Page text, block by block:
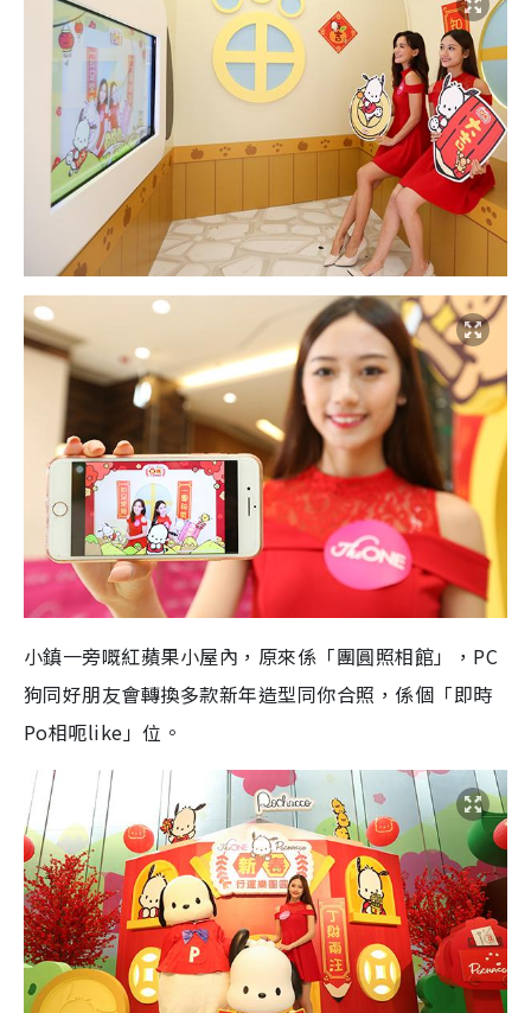
小鎮一旁嘅紅蘋果小屋內，原來係「團圓照相館」， PC
狗同好朋友會轉換多款新年造型同你合照，係個「即時
Po相呃like 」位。